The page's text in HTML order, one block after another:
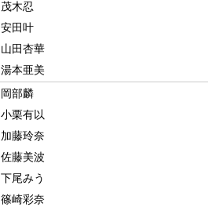
茂木忍
安田叶
山田杏華
湯本亜美
岡部麟
小栗有以
加藤玲奈
佐藤美波
下尾みう
篠崎彩奈